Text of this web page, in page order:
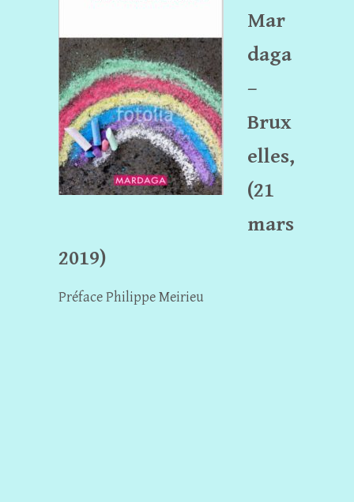
Mar
daga
–
Brux
elles,
(21
mars
2019)
Préface Philippe Meirieu